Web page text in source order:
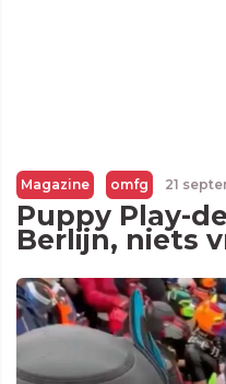
Magazine omfg 21
Puppy Play-
Berlijn, niets